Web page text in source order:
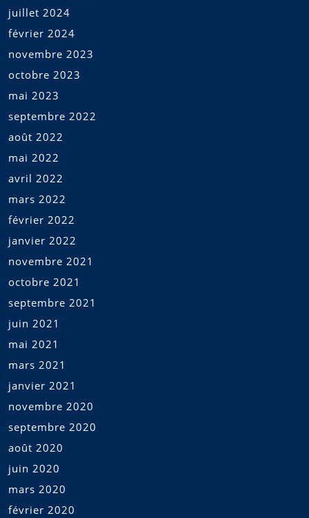
juillet 2024
février 2024
novembre 2023
octobre 2023
mai 2023
septembre 2022
août 2022
mai 2022
avril 2022
mars 2022
février 2022
janvier 2022
novembre 2021
octobre 2021
septembre 2021
juin 2021
mai 2021
mars 2021
janvier 2021
novembre 2020
septembre 2020
août 2020
juin 2020
mars 2020
février 2020